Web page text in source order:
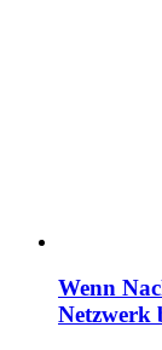
Wenn
Netzwerk